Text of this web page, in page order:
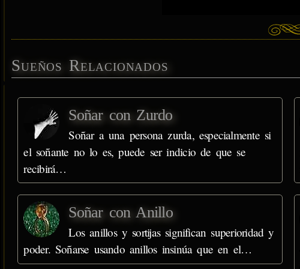
Sueños Relacionados
Soñar con Zurdo
Soñar a una persona zurda, especialmente si
el soñante no lo es, puede ser indicio de que se
recibirá…
Soñar con Anillo
Los anillos y sortijas significan superioridad y
poder. Soñarse usando anillos insinúa que en el…